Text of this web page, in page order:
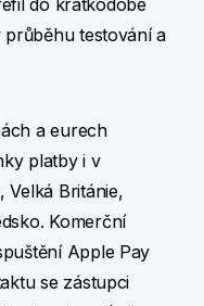
do krátkodobé
testování a
a eurech
platby i v
Británie,
Komerční
Apple Pay
se zástupci